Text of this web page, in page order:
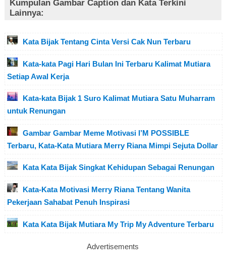
Kumpulan Gambar Caption dan Kata Terkini
Lainnya:
Kata Bijak Tentang Cinta Versi Cak Nun Terbaru
Kata-kata Pagi Hari Bulan Ini Terbaru Kalimat Mutiara
Setiap Awal Kerja
Kata-kata Bijak 1 Suro Kalimat Mutiara Satu Muharram
untuk Renungan
Gambar Gambar Meme Motivasi I’M POSSIBLE
Terbaru, Kata-Kata Mutiara Merry Riana Mimpi Sejuta Dollar
Kata Kata Bijak Singkat Kehidupan Sebagai Renungan
Kata-Kata Motivasi Merry Riana Tentang Wanita
Pekerjaan Sahabat Penuh Inspirasi
Kata Kata Bijak Mutiara My Trip My Adventure Terbaru
Advertisements